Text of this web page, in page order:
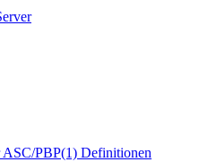
PBP(1) Definitionen